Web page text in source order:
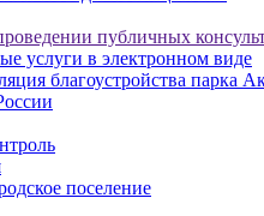
публичных
услуги в электронном виде
благоустройства парка
поселение